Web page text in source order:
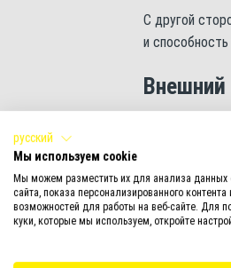
С другой
и
умеренно
Характерная
Хвост имеет
русский
Мы используем cookie
Мы можем разместить их для анализа данных
сайта, показа персонализированного
возможностей для работы на веб-сайте. Для
куки, которые мы используем, откройте